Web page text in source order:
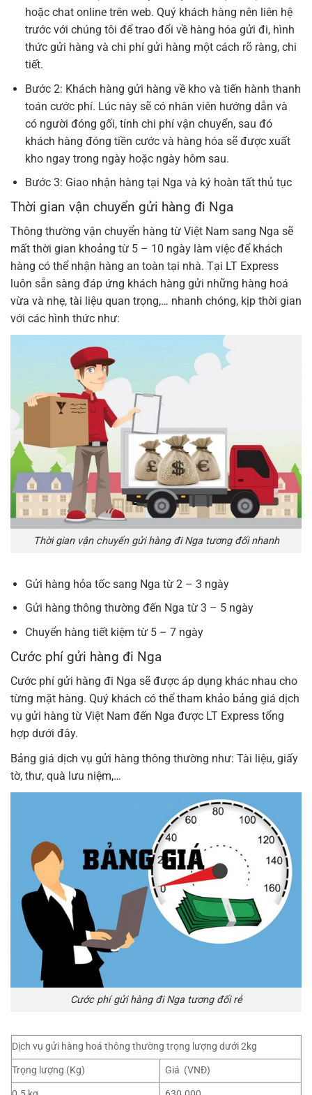
hoặc chat online trên web. Quý khách hàng nên liên hệ
trước với chúng tôi để trao đổi về hàng hóa gửi đi, hình
thức gửi hàng và chi phí gửi hàng một cách rõ ràng, chi
tiết.
Bước 2: Khách hàng gửi hàng về kho và tiến hành thanh
toán cước phí. Lúc này sẽ có nhân viên hướng dẫn và
có người đóng gối, tính chi phí vận chuyển, sau đó
khách hàng đóng tiền cước và hàng hóa sẽ được xuất
kho ngay trong ngày hoặc ngày hôm sau.
Bước 3: Giao nhận hàng tại Nga và ký hoàn tất thủ tục
Thời gian vận chuyển gửi hàng đi Nga
Thông thường vận chuyển hàng từ Việt Nam sang Nga sẽ
mất thời gian khoảng từ 5 – 10 ngày làm việc để khách
hàng có thể nhận hàng an toàn tại nhà. Tại LT Express
luôn sẵn sàng đáp ứng khách hàng gửi những hàng hoá
vừa và nhẹ, tài liệu quan trọng,… nhanh chóng, kịp thời gian
với các hình thức như:
Thời gian vận chuyển gửi hàng đi Nga tương đối nhanh
Gửi hàng hỏa tốc sang Nga từ 2 – 3 ngày
Gửi hàng thông thường đến Nga từ 3 – 5 ngày
Chuyển hàng tiết kiệm từ 5 – 7 ngày
Cước phí gửi hàng đi Nga
Cước phí gửi hàng đi Nga sẽ được áp dụng khác nhau cho
từng mặt hàng. Quý khách có thể tham khảo bảng giá dịch
vụ gửi hàng từ Việt Nam đến Nga được LT Express tổng
hợp dưới đây.
Bảng giá dịch vụ gửi hàng thông thường như: Tài liệu, giấy
tờ, thư, quà lưu niệm,…
Cước phí gửi hàng đi Nga tương đối rẻ
Dịch vụ gửi hàng hoá thông thường trọng lượng dưới 2kg
Trọng lượng (Kg)
Giá (VNĐ)